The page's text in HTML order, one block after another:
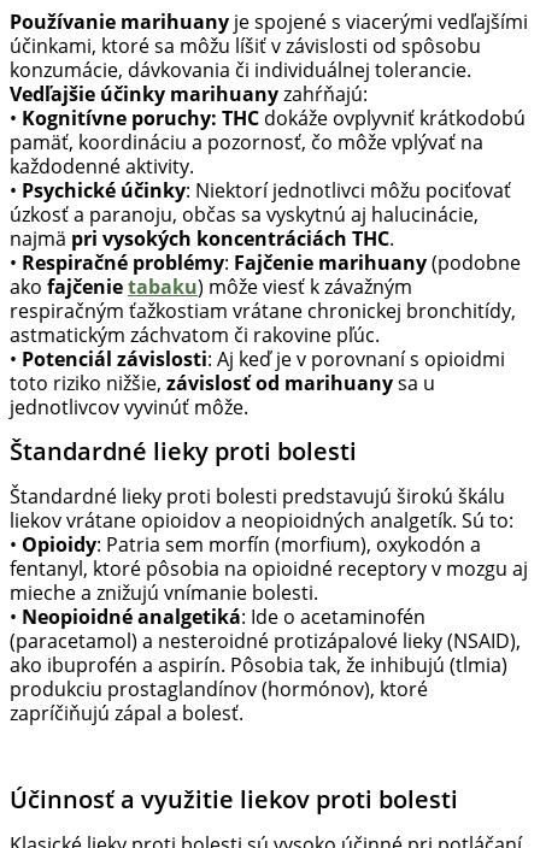
Používanie marihuany je spojené s viacerými vedľajšími
účinkami, ktoré sa môžu líšiť v závislosti od spôsobu
konzumácie, dávkovania či individuálnej tolerancie.
Vedľajšie účinky marihuanyzahŕňajú:
• Kognitívne poruchy: THC dokáže ovplyvniť krátkodobú
pamäť, koordináciu a pozornosť, čo môže vplývať na
každodenné aktivity.
• Psychické účinky: Niektorí jednotlivci môžu pociťovať
úzkosť a paranoju, občas sa vyskytnú aj halucinácie,
najmä pri vysokých koncentráciách THC.
• Respiračné problémy: Fajčenie marihuany(podobne
ako fajčenietabaku) môže viesť k závažným
respiračným ťažkostiam vrátane chronickej bronchitídy,
astmatickým záchvatom či rakovine pľúc.
• Potenciál závislosti: Aj keď je v porovnaní s opioidmi
toto riziko nižšie, závislosť od marihuanysa u
jednotlivcov vyvinúť môže.
Štandardné lieky proti bolesti
Štandardné lieky proti bolesti predstavujú širokú škálu
liekov vrátane opioidov a neopioidných analgetík. Sú to:
• Opioidy: Patria sem morfín (morfium), oxykodón a
fentanyl, ktoré pôsobia na opioidné receptory v mozgu aj
mieche a znižujú vnímanie bolesti.
• Neopioidné analgetiká: Ide o acetaminofén
(paracetamol) a nesteroidné protizápalové lieky (NSAID),
ako ibuprofén a aspirín. Pôsobia tak, že inhibujú (tlmia)
produkciu prostaglandínov (hormónov), ktoré
zapríčiňujú zápal a bolesť.
Účinnosť a využitie liekov proti bolesti